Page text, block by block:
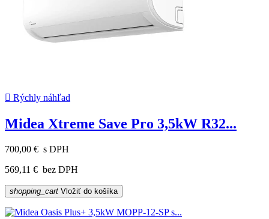
 Rýchly náhľad
Midea Xtreme Save Pro 3,5kW R32...
700,00 € s DPH
569,11 € bez DPH
shopping_cart Vložiť do košíka